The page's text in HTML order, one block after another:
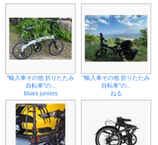
"輸入車その他 折りたたみ
自転車"の...
blues juniors
"輸入車その他 折りたたみ
自転車"の...
ねる